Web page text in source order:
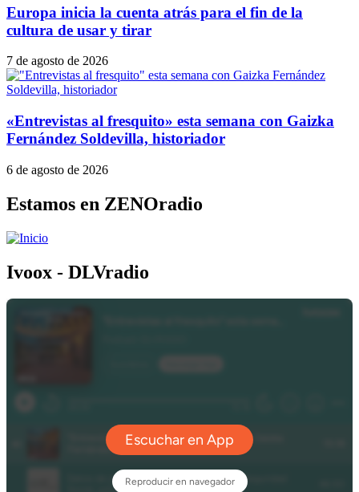
Europa inicia la cuenta atrás para el fin de la
cultura de usar y tirar
7 de agosto de 2026
«Entrevistas al fresquito» esta semana con Gaizka
Fernández Soldevilla, historiador
6 de agosto de 2026
Estamos en ZENOradio
Ivoox - DLVradio